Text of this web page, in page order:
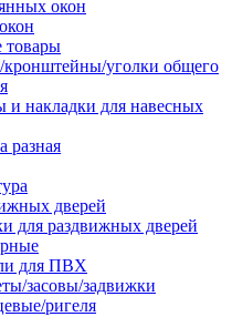
окон
товары
уголки общего
накладки для навесных
разная
дверей
для раздвижных дверей
для ПВХ
засовы/задвижки
ригеля